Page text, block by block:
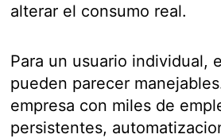
alterar el consumo real.
Para un usuario individual,
pueden parecer
empresa con miles de
persistentes,